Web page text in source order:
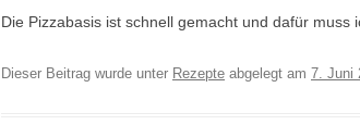
Die Pizzabasis ist schnell gemacht und dafür muss
Dieser Beitrag wurde unter Rezepte abgelegt am 7. Juni